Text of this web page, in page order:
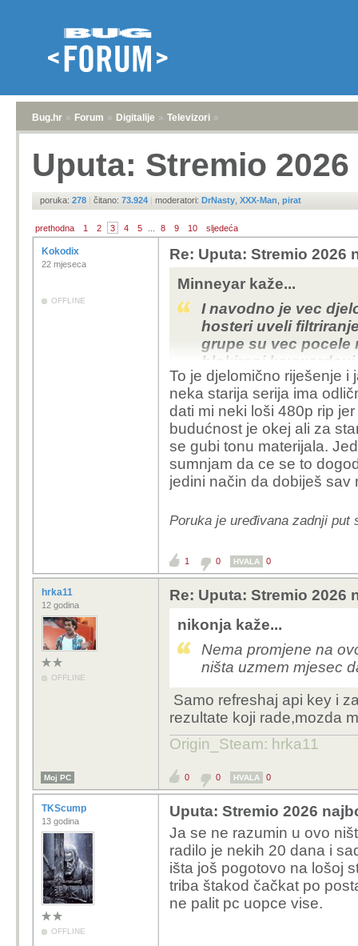
Bug.hr » Forum » Digitalije » Televizori »
Uputa: Stremio
poruka: 278 | čitano: 73.924 | moderatori: DrNasty XXX-Man pirat
prethodna 1 2 3 4 5 8 9 10 sljedeća
Kokodix
22 mjeseca
OFFLINE
Re: Uputa: Stremio 2026
Minneyar kaže...
I navodno je vec
hosteri uveli
grupe su vec pocele
blokirani
funkcionira, trenutno.
To je djelomično riješenje i
neka starija serija ima
dati mi neki loši 480p rip
budućnost je okej ali za
se gubi tonu materijala.
sumnjam da ce se to
jedini način da dobiješ sav
Poruka je uređivana zadnji put
1 0 HVALA 0
hrka11
12 godina
OFFLINE
Re: Uputa: Stremio 2026
nikonja kaže...
Nema promjene na
ništa uzmem mjesec
Samo refreshaj api key i
rezultate koji rade,mozda
Origin_Steam: hrka11
Moj PC 0 0 HVALA 0
TKScump
13 godina
OFFLINE
Uputa: Stremio 2026
Ja se ne razumin u ovo
radilo je nekih 20 dana i
išta još pogotovo na lošoj
triba štakod čačkat po
ne palit pc uopce vise.